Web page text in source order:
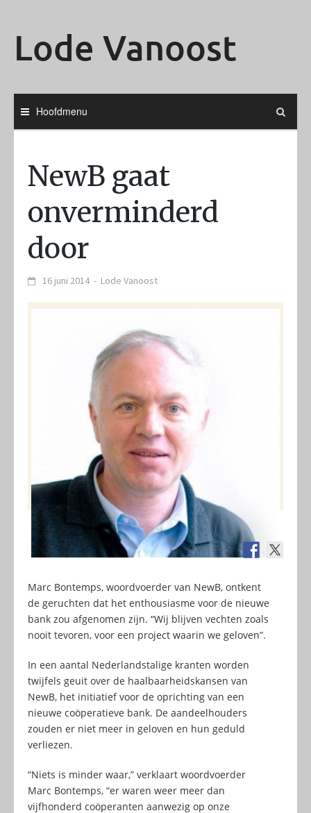
Lode Vanoost
Hoofdmenu
NewB gaat
onverminderd
door
16 juni 2014 - Lode Vanoost
Marc Bontemps, woordvoerder van NewB, ontkent
de geruchten dat het enthousiasme voor de nieuwe
bank zou afgenomen zijn. “Wij blijven vechten zoals
nooit tevoren, voor een project waarin we geloven”.
In een aantal Nederlandstalige kranten worden
twijfels geuit over de haalbaarheidskansen van
NewB, het initiatief voor de oprichting van een
nieuwe coöperatieve bank. De aandeelhouders
zouden er niet meer in geloven en hun geduld
verliezen.
“Niets is minder waar,” verklaart woordvoerder
Marc Bontemps, “er waren weer meer dan
vijfhonderd coöperanten aanwezig op onze